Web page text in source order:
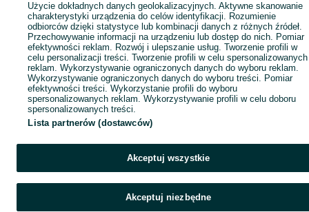
Użycie dokładnych danych geolokalizacyjnych. Aktywne skanowanie
charakterystyki urządzenia do celów identyfikacji. Rozumienie
odbiorców dzięki statystyce lub kombinacji danych z różnych źródeł.
Przechowywanie informacji na urządzeniu lub dostęp do nich. Pomiar
efektywności reklam. Rozwój i ulepszanie usług. Tworzenie profili w
celu personalizacji treści. Tworzenie profili w celu spersonalizowanych
reklam. Wykorzystywanie ograniczonych danych do wyboru reklam.
Wykorzystywanie ograniczonych danych do wyboru treści. Pomiar
efektywności treści. Wykorzystanie profili do wyboru
spersonalizowanych reklam. Wykorzystywanie profili w celu doboru
spersonalizowanych treści.
Lista partnerów (dostawców)
Akceptuj wszystkie
Akceptuj niezbędne